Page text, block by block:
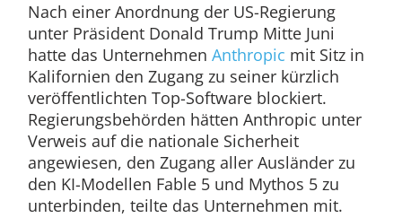
Nach einer Anordnung der US-Regierung
unter Präsident Donald Trump Mitte Juni
hatte das Unternehmen Anthropic mit Sitz in
Kalifornien den Zugang zu seiner kürzlich
veröffentlichten Top-Software blockiert.
Regierungsbehörden hätten Anthropic unter
Verweis auf die nationale Sicherheit
angewiesen, den Zugang aller Ausländer zu
den KI-Modellen Fable 5 und Mythos 5 zu
unterbinden, teilte das Unternehmen mit.